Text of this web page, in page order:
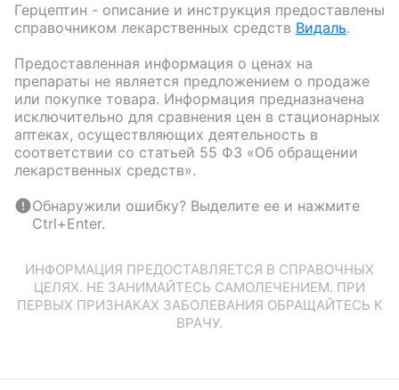
Герцептин - описание и инструкция предоставлены
справочником лекарственных средств Видаль.
Предоставленная информация о ценах на
препараты не является предложением о продаже
или покупке товара. Информация предназначена
исключительно для сравнения цен в стационарных
аптеках, осуществляющих деятельность в
соответствии со статьей 55 ФЗ «Об обращении
лекарственных средств».
Обнаружили ошибку? Выделите ее и нажмите
Ctrl+Enter.
ИНФОРМАЦИЯ ПРЕДОСТАВЛЯЕТСЯ В СПРАВОЧНЫХ
ЦЕЛЯХ. НЕ ЗАНИМАЙТЕСЬ САМОЛЕЧЕНИЕМ. ПРИ
ПЕРВЫХ ПРИЗНАКАХ ЗАБОЛЕВАНИЯ ОБРАЩАЙТЕСЬ К
ВРАЧУ.